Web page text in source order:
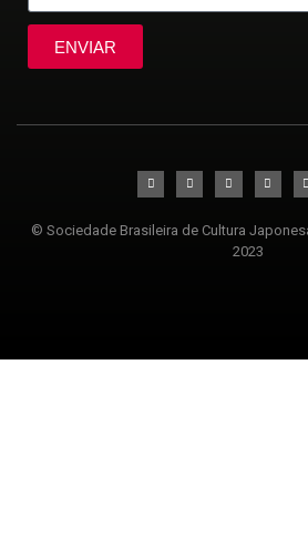
ENVIAR
© Sociedade Brasileira de Cultura
2023